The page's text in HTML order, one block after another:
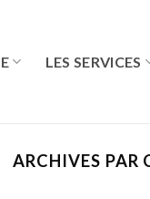
LES SERVICES
ARCHIVES PAR